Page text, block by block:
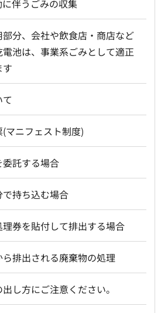
伴うごみの収集
分、会社や飲食店・商店など
池は、事業系ごみとして適正
マニフェスト制度)
託する場合
持ち込む場合
券を貼付して排出する場合
排出される廃棄物の処理
し方にご注意ください。